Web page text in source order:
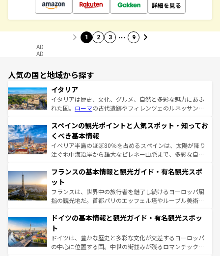
詳細を見る
1 2 3 … 9
AD
AD
人気の国と地域から探す
イタリア
イタリアは歴史、文化、グルメ、自然と多彩な魅力にあふ
れた国。 ローマの古代遺跡やフィレンツェのルネッサンス
ろん、トスカーナの美しい田園風景やアマルフィ海岸の絶
景など、自然景観も見逃せない。観光の合間には、本場の
ピザやパスタなど、絶品のイタリア料理を堪能することも
できる。朝目覚めてから夜眠るまで、すべての瞬間を楽し
なお、新着のイタリア情報はコンテンツ一覧を参照してほ
しい。
スペインの観光ポイントと人気スポット・知ってお
くべき基本情報
イベリア半島のほぼ80％を占めるスペインは、太陽が降り
注ぐ地中海沿岸から雄大なピレネー山脈まで、多彩な自然
文化が根付くこの国では、情熱的なフラメンコ、熱気あふ
れる闘牛、そして美味しいタパスが生活の一部となってい
る。首都マドリードの洗練された雰囲気や、バルセロナの
アートに溢れた街角から、地方では古代ローマ遺跡や中世
せる。地方によって風土や気候が異なるスペインはその個
ンテンツ一覧 を参照してほしい。
フランスの基本情報と観光ガイド・有名観光スポ
ット
フランスは、世界中の旅行者を魅了し続けるヨーロッパ屈
指の観光地だ。首都パリのエッフェル塔やルーブル美術館
で、幅広い魅力が詰まっている。華麗な宮殿、歴史的な大
聖堂、美しいビーチ、そして豊かな自然が、訪れる者を心
から魅了する。また、フランスは美食の国としても知ら
れ、フランス料理はユネスコ無形文化遺産にも登録されて
ドイツの基本情報と観光ガイド・有名観光スポッ
ト
ドイツは、豊かな歴史と多彩な文化が交差するヨーロッパ
の中心に位置する国。中世の街並みが残るロマンチック街